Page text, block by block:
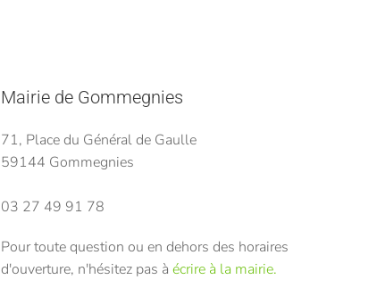
Mairie de Gommegnies
71, Place du Général de Gaulle
59144 Gommegnies
03 27 49 91 78
Pour toute question ou en dehors des horaires
d'ouverture, n'hésitez pas à écrire à la mairie.